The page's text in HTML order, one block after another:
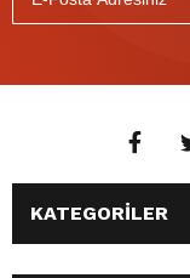
KATEGORİLER
ANASAYFA